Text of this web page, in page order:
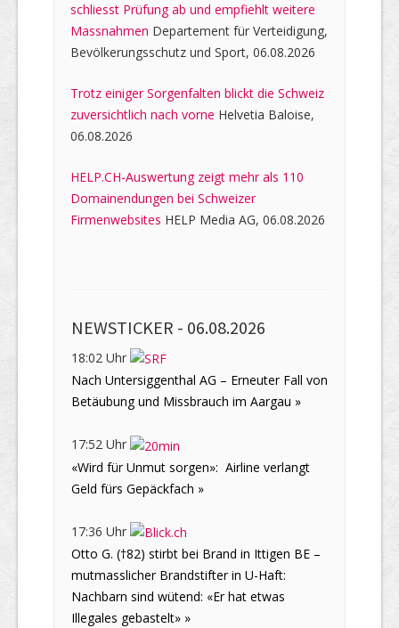
schliesst Prüfung ab und empfiehlt weitere
Massnahmen Departement für Verteidigung,
Bevölkerungsschutz und Sport, 06.08.2026
Trotz einiger Sorgenfalten blickt die Schweiz
zuversichtlich nach vorne Helvetia Baloise,
06.08.2026
HELP.CH-Auswertung zeigt mehr als 110
Domainendungen bei Schweizer
Firmenwebsites HELP Media AG, 06.08.2026
NEWSTICKER - 06.08.2026
18:02 Uhr
Nach Untersiggenthal AG – Erneuter Fall von
Betäubung und Missbrauch im Aargau »
17:52 Uhr
«Wird für Unmut sorgen»: Airline verlangt
Geld fürs Gepäckfach »
17:36 Uhr
Otto G. (†82) stirbt bei Brand in Ittigen BE –
mutmasslicher Brandstifter in U-Haft:
Nachbarn sind wütend: «Er hat etwas
Illegales gebastelt» »